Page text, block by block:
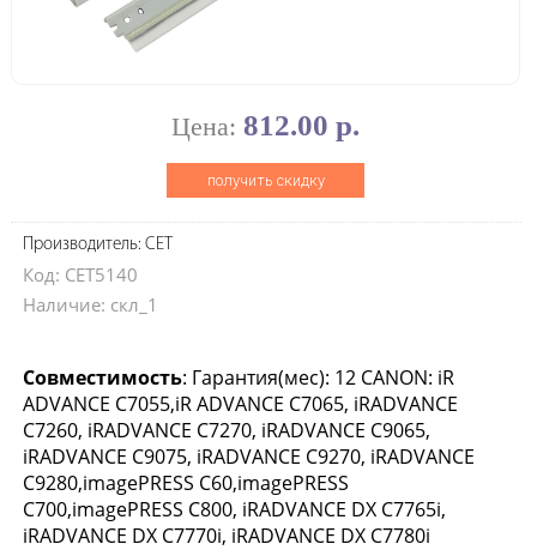
Цена: 812.00 р.
получить скидку
Производитель: CET
Код: CET5140
Наличие: скл_1
Совместимость: Гарантия(мес): 12 CANON: iR
ADVANCE C7055,iR ADVANCE C7065, iRADVANCE
C7260, iRADVANCE C7270, iRADVANCE C9065,
iRADVANCE C9075, iRADVANCE C9270, iRADVANCE
C9280,imagePRESS C60,imagePRESS
C700,imagePRESS C800, iRADVANCE DX C7765i,
iRADVANCE DX C7770i, iRADVANCE DX C7780i